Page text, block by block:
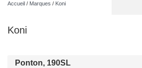
Accueil / Marques / Koni
Koni
Ponton, 190SL